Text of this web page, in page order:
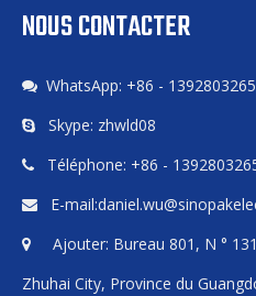
NOUS CONTACTER
 WhatsApp: +86 -
 Skype: zhwld08
 Téléphone: +86 -
 E-mail:
 Ajouter: Bureau 801, N °
Zhuhai City, Province du